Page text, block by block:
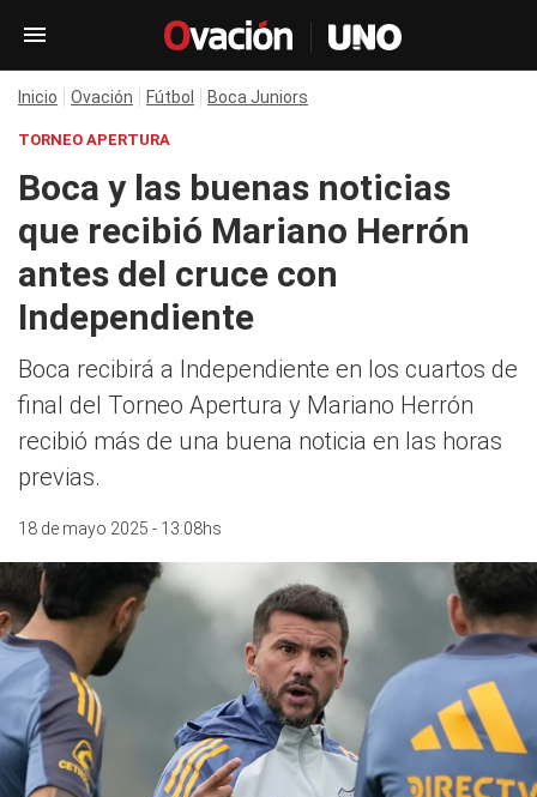
Inicio Ovación Fútbol Boca Juniors
TORNEO APERTURA
Boca y las buenas noticias
que recibió Mariano Herrón
antes del cruce con
Independiente
Boca recibirá a Independiente en los cuartos de
final del Torneo Apertura y Mariano Herrón
recibió más de una buena noticia en las horas
previas.
18 de mayo 2025 - 13:08hs